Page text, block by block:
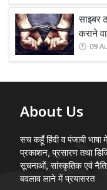
साइबर
कराने
09
About Us
सच कहूँ हिंदी व पंजाबी
प्रकाशन, प्रसारण तथा
सूचनाओं, सांस्कृतिक एवं
बदलाव लाने में प्रयासरत